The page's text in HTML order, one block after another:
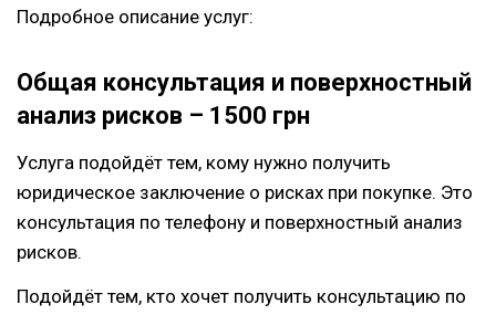
Подробное описание услуг:
Общая консультация и поверхностный
анализ рисков – 1500 грн
Услуга подойдёт тем, кому нужно получить
юридическое заключение о рисках при покупке. Это
консультация по телефону и поверхностный анализ
рисков.
Подойдёт тем, кто хочет получить консультацию по